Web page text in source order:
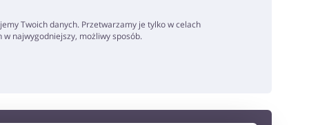
Twoich danych. Przetwarzamy je tylko w celach
najwygodniejszy, możliwy sposób.